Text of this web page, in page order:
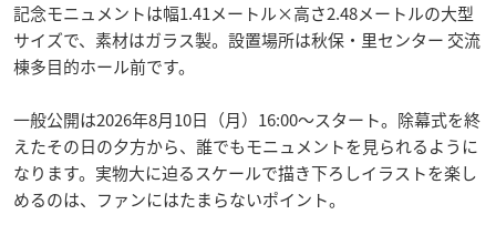
記念モニュメントは幅1.41メートル×高さ2.48メートルの大型
サイズで、素材はガラス製。設置場所は秋保・里センター 交流
棟多目的ホール前です。
一般公開は2026年8月10日（月）16:00〜スタート。除幕式を終
えたその日の夕方から、誰でもモニュメントを見られるように
なります。実物大に迫るスケールで描き下ろしイラストを楽し
めるのは、ファンにはたまらないポイント。